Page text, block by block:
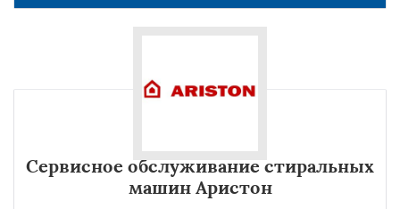
Сервисное обслуживание стиральных
машин Аристон